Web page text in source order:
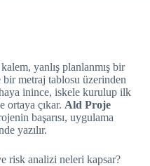
yanlış planlanmış bir
metraj tablosu üzerinden
inince, iskele kurulup ilk
ortaya çıkar. Ald Proje
başarısı, uygulama
yazılır.
risk analizi neleri kapsar?